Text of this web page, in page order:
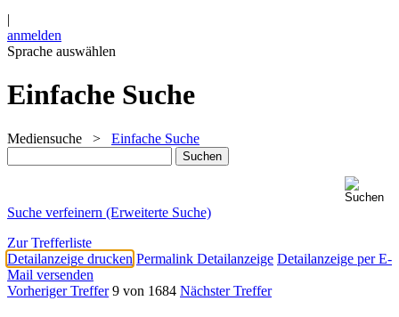
|
anmelden
Sprache auswählen
Einfache Suche
Mediensuche > Einfache Suche
Suche verfeinern (Erweiterte Suche)
Zur Trefferliste
Detailanzeige drucken Permalink Detailanzeige Detailanzeige per E-
Mail versenden
Vorheriger Treffer 9 von 1684 Nächster Treffer